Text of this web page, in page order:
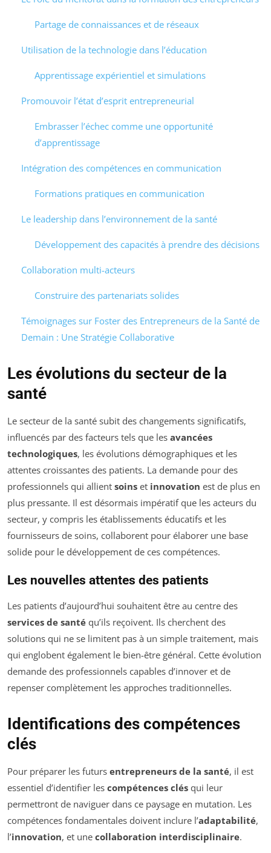
Partage de connaissances et de réseaux
Utilisation de la technologie dans l’éducation
Apprentissage expérientiel et simulations
Promouvoir l’état d’esprit entrepreneurial
Embrasser l’échec comme une opportunité
d’apprentissage
Intégration des compétences en communication
Formations pratiques en communication
Le leadership dans l’environnement de la santé
Développement des capacités à prendre des décisions
Collaboration multi-acteurs
Construire des partenariats solides
Témoignages sur Foster des Entrepreneurs de la Santé de
Demain : Une Stratégie Collaborative
Les évolutions du secteur de la
santé
Le secteur de la santé subit des changements significatifs,
influencés par des facteurs tels que les avancées
technologiques, les évolutions démographiques et les
attentes croissantes des patients. La demande pour des
professionnels qui allient soins et innovation est de plus en
plus pressante. Il est désormais impératif que les acteurs du
secteur, y compris les établissements éducatifs et les
fournisseurs de soins, collaborent pour élaborer une base
solide pour le développement de ces compétences.
Les nouvelles attentes des patients
Les patients d’aujourd’hui souhaitent être au centre des
services de santé qu’ils reçoivent. Ils cherchent des
solutions qui ne se limitent pas à un simple traitement, mais
qui englobent également le bien-être général. Cette évolution
demande des professionnels capables d’innover et de
repenser complètement les approches traditionnelles.
Identifications des compétences
clés
Pour préparer les futurs entrepreneurs de la santé, il est
essentiel d’identifier les compétences clés qui leur
permettront de naviguer dans ce paysage en mutation. Les
compétences fondamentales doivent inclure l’adaptabilité,
l’innovation, et une collaboration interdisciplinaire.